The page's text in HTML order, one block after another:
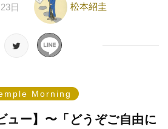
日 松本紹圭
Morning
ュー】〜「どうぞご自由に